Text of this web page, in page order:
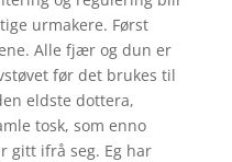
urmakere. Først
Alle fjær og dun er
før det brukes til
eldste dottera,
tosk, som enno
gitt ifrå seg. Eg har